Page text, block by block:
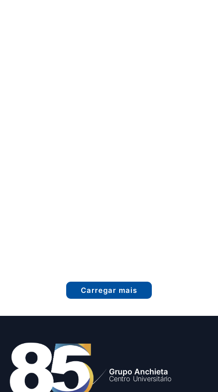
Carregar mais
Grupo Anchieta
Centro Universitário